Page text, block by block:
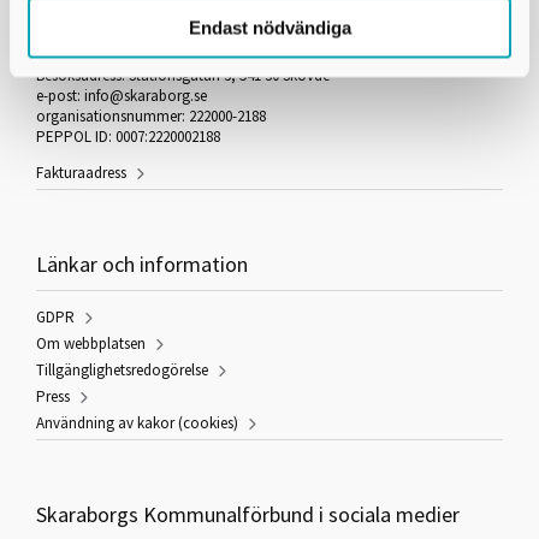
Endast nödvändiga
541 22 Skövde
Besöksadress: Stationsgatan 3, 541 30 Skövde
e-post: info@skaraborg.se
organisationsnummer: 222000-2188
PEPPOL ID: 0007:2220002188
Fakturaadress
Länkar och information
GDPR
Om webbplatsen
Tillgänglighetsredogörelse
Press
Användning av kakor (cookies)
Skaraborgs Kommunalförbund i sociala medier